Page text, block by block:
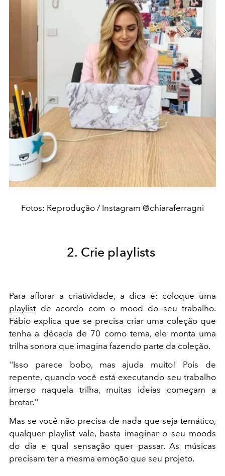
Fotos: Reprodução / Instagram @chiaraferragni
2. Crie playlists
Para aflorar a criatividade, a dica é: coloque uma
playlistde acordo com o mood do seu trabalho.
Fábio explica que se precisa criar uma coleção que
tenha a década de 70 como tema, ele monta uma
trilha sonora que imagina fazendo parte da coleção.
''Isso parece bobo, mas ajuda muito! Pois de
repente, quando você está executando seu trabalho
imerso naquela trilha, muitas ideias começam a
brotar.''
Mas se você não precisa de nada que seja temático,
qualquer playlist vale, basta imaginar o seu moods
do dia e qual sensação quer passar. As músicas
precisam ter a mesma emoção que seu projeto.